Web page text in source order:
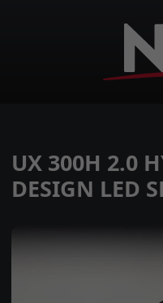
UX 300H 2.0
DESIGN LED